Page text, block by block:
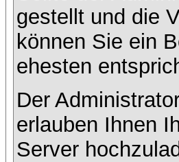
gestellt und die
können Sie ein
ehesten
Der
erlauben Ihnen
Server